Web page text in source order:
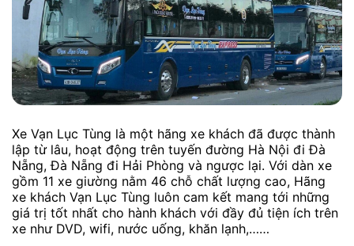
Xe Vạn Lục Tùng là một hãng xe khách đã được thành
lập từ lâu, hoạt động trên tuyến đường Hà Nội đi Đà
Nẵng, Đà Nẵng đi Hải Phòng và ngược lại. Với dàn xe
gồm 11 xe giường nằm 46 chỗ chất lượng cao, Hãng
xe khách Vạn Lục Tùng luôn cam kết mang tới những
giá trị tốt nhất cho hành khách với đầy đủ tiện ích trên
xe như DVD, wifi, nước uống, khăn lạnh,……